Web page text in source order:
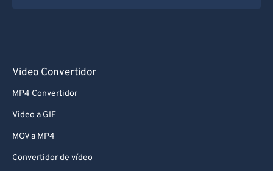
Video Convertidor
MP4 Convertidor
Video a GIF
MOV a MP4
Convertidor de vídeo